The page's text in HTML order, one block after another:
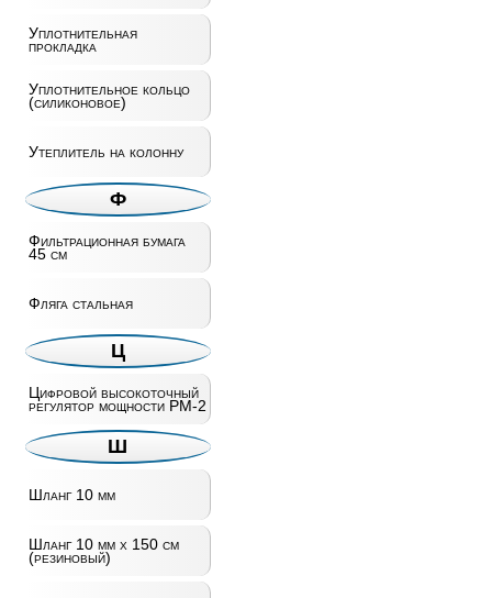
Уплотнительная
прокладка
Уплотнительное кольцо
(силиконовое)
Утеплитель на колонну
Ф
Фильтрационная бумага
45 см
Фляга стальная
Ц
Цифровой высокоточный
регулятор мощности РМ-2
Ш
Шланг 10 мм
Шланг 10 мм х 150 см
(резиновый)